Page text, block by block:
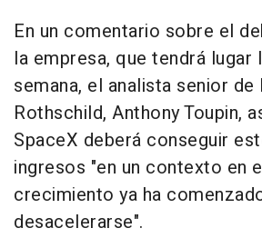
En un comentario sobre el
la empresa, que tendrá lugar
semana, el analista senior de
Rothschild, Anthony Toupin,
SpaceX deberá conseguir
ingresos "en un contexto en
crecimiento ya ha
desacelerarse".